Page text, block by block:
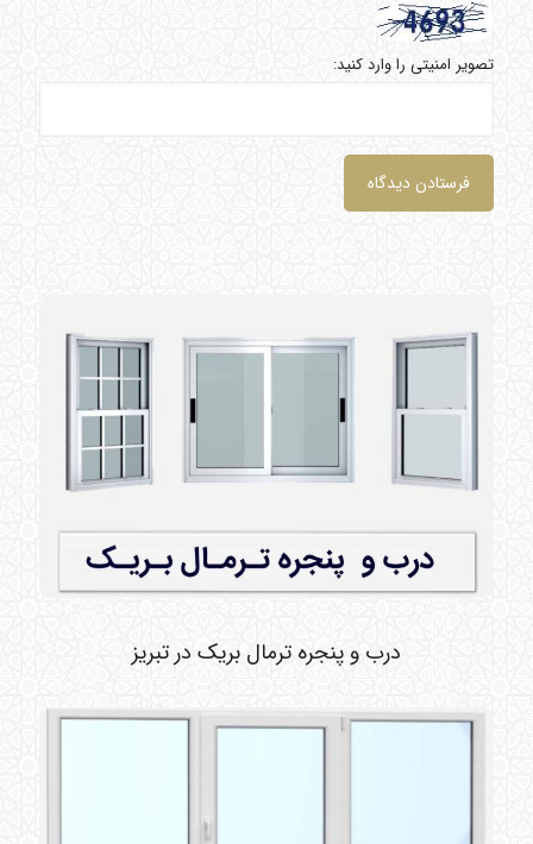
تصویر امنیتی را وارد کنید:
درب و پنجره ترمال بریک در تبریز